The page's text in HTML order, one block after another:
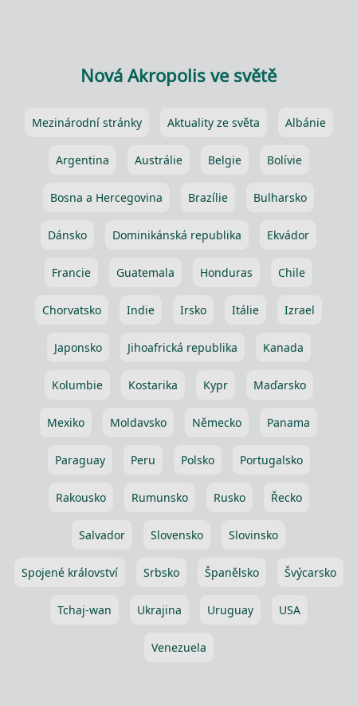
Nová Akropolis ve světě
Mezinárodní stránky Aktuality ze světa Albánie
Argentina Austrálie Belgie Bolívie
Bosna a Hercegovina Brazílie Bulharsko
Dánsko Dominikánská republika Ekvádor
Francie Guatemala Honduras Chile
Chorvatsko Indie Irsko Itálie Izrael
Japonsko Jihoafrická republika Kanada
Kolumbie Kostarika Kypr Maďarsko
Mexiko Moldavsko Německo Panama
Paraguay Peru Polsko Portugalsko
Rakousko Rumunsko Rusko Řecko
Salvador Slovensko Slovinsko
Spojené království Srbsko Španělsko Švýcarsko
Tchaj-wan Ukrajina Uruguay USA
Venezuela